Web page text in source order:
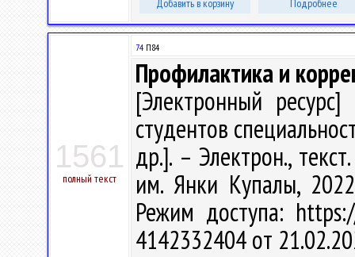
Добавить в корзину Подробнее
1561
полный текст
74 П84
Профилактика и
[Электронный
студентов
др.]. – Электрон.,
им. Янки Купалы,
Режим доступа:
4142332404 от